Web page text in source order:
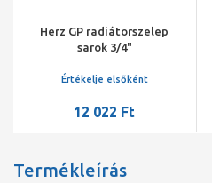
Herz GP radiátorszelep
sarok 3/4"
Értékelje elsőként
12 022 Ft
Termékleírás